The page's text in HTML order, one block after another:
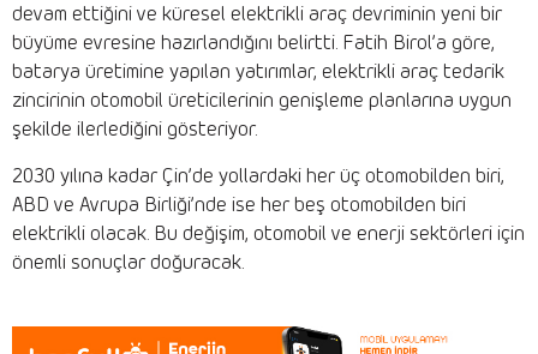
devam ettiğini ve küresel elektrikli araç devriminin yeni bir
büyüme evresine hazırlandığını belirtti. Fatih Birol’a göre,
batarya üretimine yapılan yatırımlar, elektrikli araç tedarik
zincirinin otomobil üreticilerinin genişleme planlarına uygun
şekilde ilerlediğini gösteriyor.
2030 yılına kadar Çin’de yollardaki her üç otomobilden biri,
ABD ve Avrupa Birliği’nde ise her beş otomobilden biri
elektrikli olacak. Bu değişim, otomobil ve enerji sektörleri için
önemli sonuçlar doğuracak.